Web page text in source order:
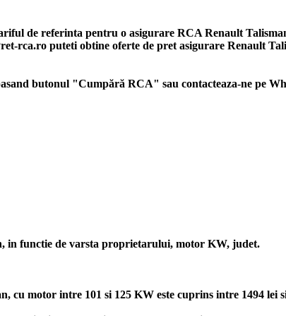
de referinta pentru o asigurare RCA Renault
rca.ro puteti obtine oferte de pret asigurare Renault
butonul "Cumpără RCA" sau contacteaza-ne pe
in functie de varsta proprietarului, motor KW, judet.
motor intre 101 si 125 KW este cuprins intre 1494 lei